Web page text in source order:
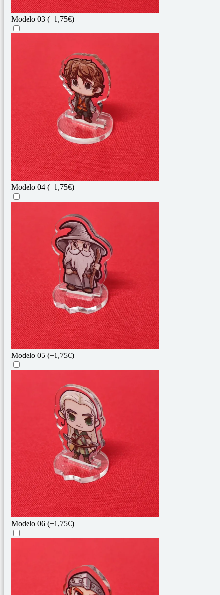
Modelo 03 (+1,75€)
Modelo 04 (+1,75€)
Modelo 05 (+1,75€)
Modelo 06 (+1,75€)